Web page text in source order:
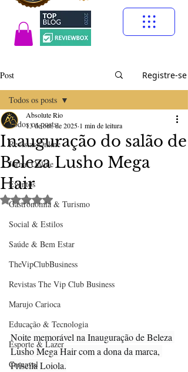
Post Registre-se
Todos os posts
Revistas Online
Jornal Online
Eventos
Gastronomia & Turismo
Social & Estilos
Saúde & Bem Estar
TheVipClubBusiness
Revistas The Vip Club Business
Marujo Carioca
Educação & Tecnologia
Esporte & Lazer
Carnaval
Todos os posts
Inauguração do salão de
Beleza Lusho Mega
Hair
Absolute Rio
13 de out. de 2025 1 min de leitura
Avaliado com NaN de 5 estrelas.
Noite memorável na Inauguração de Beleza
Lusho Mega Hair com a dona da marca,
Priscila Loiola.